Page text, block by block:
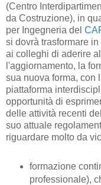
(Centro
da Costruzione), in
per Ingegneria del
si dovrà trasformare
ai colleghi di aderire
l'aggiornamento, la
sua nuova forma, con
piattaforma
opportunità di
delle attività recenti
suo attuale
riguardare molto da
formazione
professionale),